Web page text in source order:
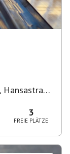
, Hansastraße
3
FREIE PLÄTZE